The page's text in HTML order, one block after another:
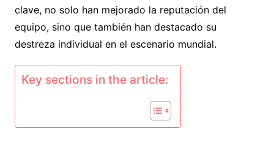
clave, no solo han mejorado la reputación del
equipo, sino que también han destacado su
destreza individual en el escenario mundial.
Key sections in the article: